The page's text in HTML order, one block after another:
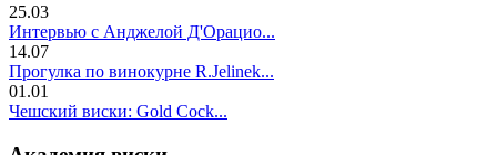
25.03
Интервью с Анджелой Д'Орацио...
14.07
Прогулка по винокурне R.Jelinek...
01.01
Чешский виски: Gold Cock...